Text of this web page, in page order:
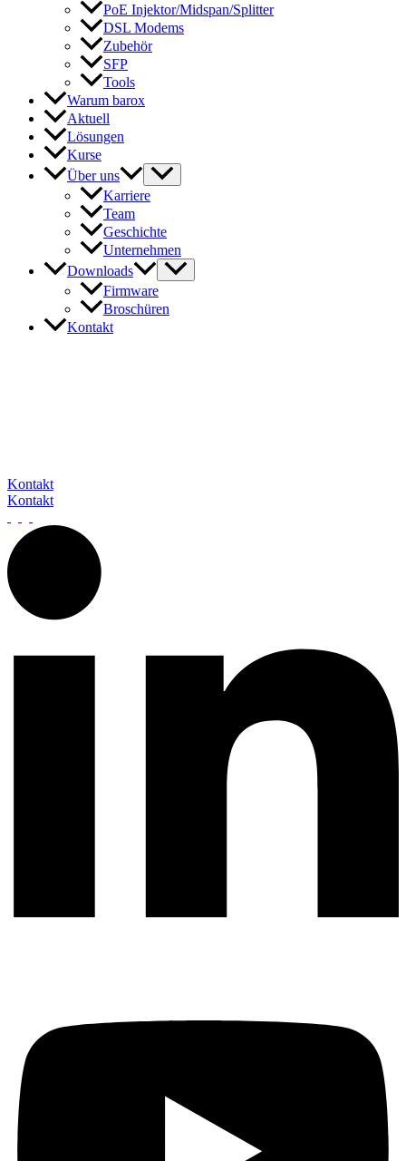
PoE Injektor/Midspan/Splitter
DSL Modems
Zubehör
SFP
Tools
Warum barox
Aktuell
Lösungen
Kurse
Über uns
Karriere
Team
Geschichte
Unternehmen
Downloads
Firmware
Broschüren
Kontakt
Kontakt
Kontakt